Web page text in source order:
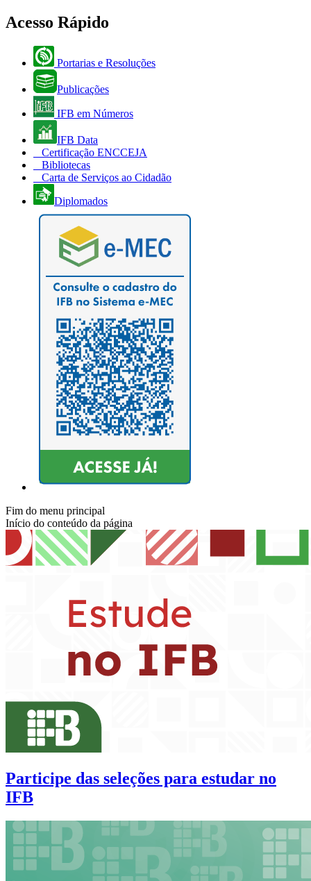
Acesso Rápido
Portarias e Resoluções
Publicações
IFB em Números
IFB Data
Certificação ENCCEJA
Bibliotecas
Carta de Serviços ao Cidadão
Diplomados
Fim do menu principal
Início do conteúdo da página
Participe das seleções para estudar no
IFB